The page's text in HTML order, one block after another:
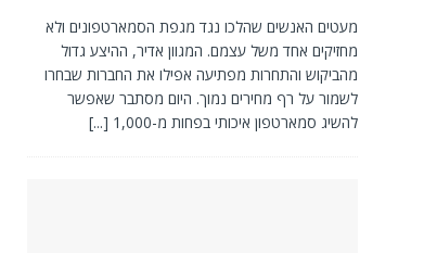
מעטים האנשים שהלכו נגד מגפת הסמארטפונים ולא
מחזיקים אחד משל עצמם. המגוון אדיר, ההיצע גדול
מהביקוש והתחרות מפתיעה אפילו את החברות שבחרו
לשמור על רף מחירים נמוך. היום מסתבר שאפשר
להשיג סמארטפון איכותי בפחות מ-1,000
[...]